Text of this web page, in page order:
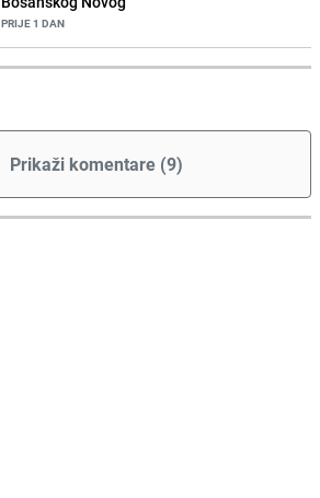
PRIJE 1 DAN
Prikaži komentare (9)